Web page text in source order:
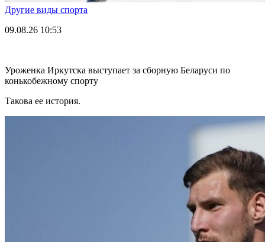
Другие виды спорта
09.08.26 10:53
Уроженка Иркутска выступает за сборную Беларуси по
конькобежному спорту
Такова ее история.